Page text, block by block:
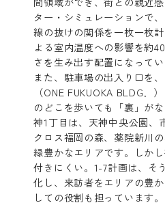
ター・シミュレーションで
線の抜けの関係を一枚一枚
よる室内温度への影響を約
さを生み出す配置になってい
また、駐車場の出入り口を
（ONE FUKUOKA BLDG．
のどこを歩いても「裏」が
神1丁目は、天神中央公園、
クロス福岡の森、薬院新川
緑豊かなエリアです。しか
付きにくい。1-7計画は、そ
化し、来訪者をエリアの豊
しての役割も担っています。